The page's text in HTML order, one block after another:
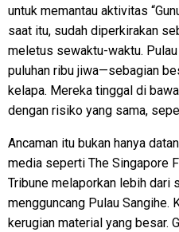
untuk memantau aktivitas
saat itu, sudah diperkirakan
meletus sewaktu-waktu.
puluhan ribu jiwa—sebagian
kelapa. Mereka tinggal di
dengan risiko yang sama,
Ancaman itu bukan hanya
media seperti The Singapore
Tribune melaporkan lebih dari
mengguncang Pulau Sangihe.
kerugian material yang besar.